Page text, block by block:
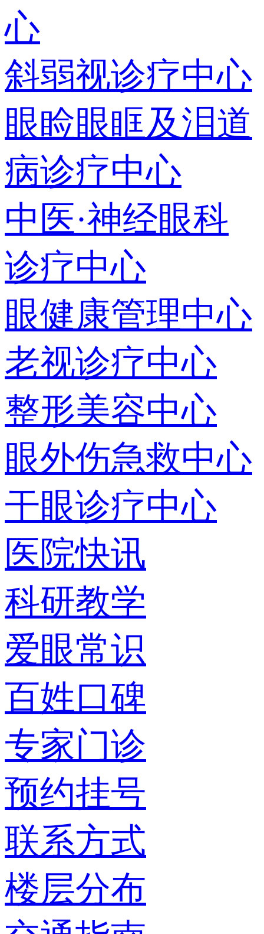
心
斜弱视诊疗中心
眼睑眼眶及泪道
病诊疗中心
中医·神经眼科
诊疗中心
眼健康管理中心
老视诊疗中心
整形美容中心
眼外伤急救中心
干眼诊疗中心
医院快讯
科研教学
爱眼常识
百姓口碑
专家门诊
预约挂号
联系方式
楼层分布